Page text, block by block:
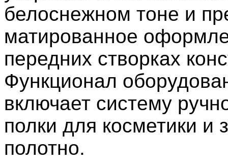
белоснежном тоне и
матированное
передних створках
Функционал
включает систему
полки для косметики и
полотно.